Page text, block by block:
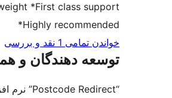
lightweight *First class
*Highly
دهندگان و همکاران
“Postcode Redirect” نرم افزار متن باز